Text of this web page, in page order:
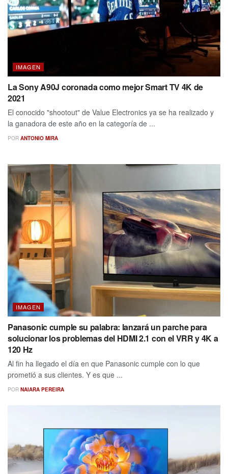
IMAGEN
La Sony A90J coronada como mejor Smart TV 4K de
2021
El conocido "shootout" de Value Electronics ya se ha realizado y
la ganadora de este año en la categoría de ...
POR ANTONIO MIRA
IMAGEN
Panasonic cumple su palabra: lanzará un parche para
solucionar los problemas del HDMI 2.1 con el VRR y 4K a
120 Hz
Al fin ha llegado el día en que Panasonic cumple con lo que
prometió a sus clientes. Y es que ...
POR NAIARA PEREIRA